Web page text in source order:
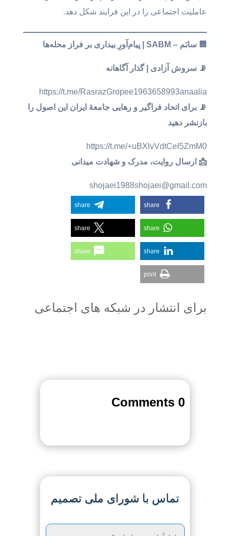
عاملیت اجتماعی را در این فرایند شکل دهد.
🟦 سابَم – SABM | پیام‌آورِ بیداری بر فراز محله‌ها
📡 سروش آزادی | گذار آگاهانه
https://t.me/RasrazGropee1963658993anaalia
📡 برای اتحاد فراگیر و رهایی جامعهٔ ایران این اصول را
بازنشر دهید
https://t.me/+uBXlvVdtCeI5ZmM0
📩 ارسال روایت، مدرک و شهادت میدانی
shojaei1988shojaei@gmail.com
share
share
share
share
share
share
print
برای انتشار در شبکه های اجتماعی
0 Comments
تماس با شورای ملی تصمیم